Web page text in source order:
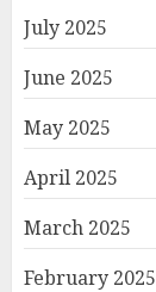
July 2025
June 2025
May 2025
April 2025
March 2025
February 2025